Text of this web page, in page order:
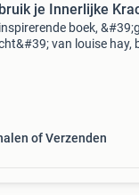
je Innerlijke
boek,
van louise hay,
of Verzenden